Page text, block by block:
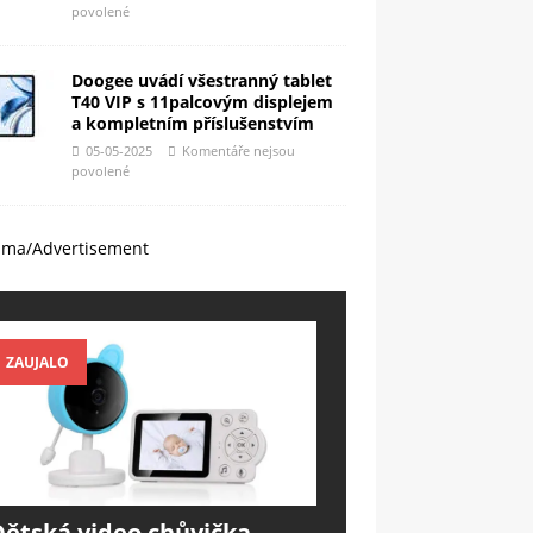
povolené
Doogee uvádí všestranný tablet
T40 VIP s 11palcovým displejem
a kompletním příslušenstvím
05-05-2025
Komentáře nejsou
povolené
Advertisement
ZAUJALO